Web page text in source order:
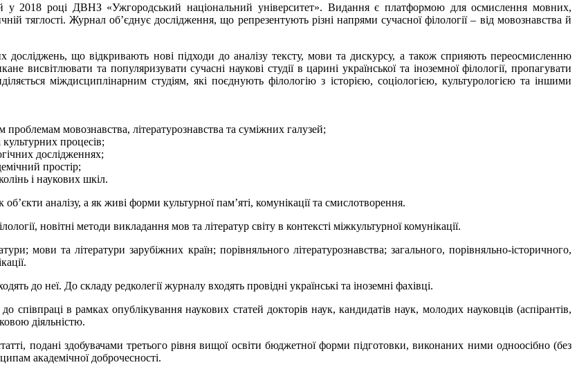
у 2018 році ДВНЗ «Ужгородський національний університет». Видання є платформою для осмислення мовних,
тяглості. Журнал об’єднує дослідження, що репрезентують різні напрями сучасної філології – від мовознавства й
досліджень, що відкривають нові підходи до аналізу тексту, мови та дискурсу, а також сприяють переосмисленню
висвітлювати та популяризувати сучасні наукові студії в царині української та іноземної філології, пропагувати
міждисциплінарним студіям, які поєднують філологію з історією, соціологією, культурологією та іншими
мовознавства, літературознавства та суміжних галузей;
процесів;
дослідженнях;
простір;
і наукових шкіл.
аналізу, а як живі форми культурної пам’яті, комунікації та смислотворення.
новітні методи викладання мов та літератур світу в контексті міжкультурної комунікації.
мови та літератури зарубіжних країн; порівняльного літературознавства; загального, порівняльно-історичного,
до неї. До складу редколегії журналу входять провідні українські та іноземні фахівці.
співпраці в рамках опублікування наукових статей докторів наук, кандидатів наук, молодих науковців (аспірантів,
діяльністю.
подані здобувачами третього рівня вищої освіти бюджетної форми підготовки, виконаних ними одноосібно (без
академічної доброчесності.